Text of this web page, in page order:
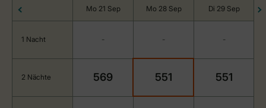
Mo 21 Sep Mo 28 Sep Di 29 Sep
1 Nacht - - -
2 Nächte 569 551 551